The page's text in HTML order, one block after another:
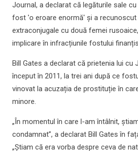
Journal, a declarat că legăturile sale
fost 'o eroare enormă' și a recunoscut
extraconjugale cu două femei
implicare în infracțiunile fostului
Bill Gates a declarat că prietenia lui cu
început în 2011, la trei ani după ce
vinovat la acuzația de prostituție în
minore.
„În momentul în care l-am întâlnit,
condamnat”, a declarat Bill Gates în
„Știam că era vorba despre ceva de